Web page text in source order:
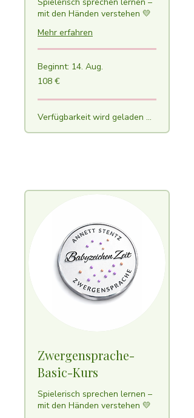
mit den Händen verstehen 💛
Mehr erfahren
Beginnt: 14. Aug.
108
Euro
108 €
Verfügbarkeit wird geladen ...
Zwergensprache-
Basic-Kurs
Spielerisch sprechen lernen –
mit den Händen verstehen 💛